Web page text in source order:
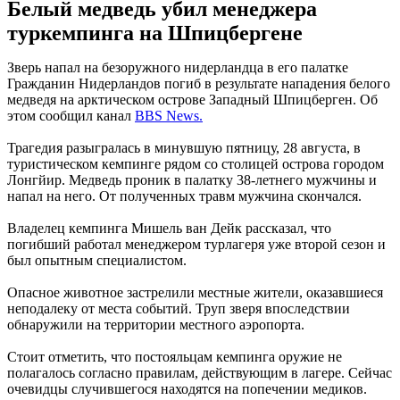
Белый медведь убил менеджера
туркемпинга на Шпицбергене
Зверь напал на безоружного нидерландца в его палатке
Гражданин Нидерландов погиб в результате нападения белого
медведя на арктическом острове Западный Шпицберген. Об
этом сообщил канал BBS News.
Трагедия разыгралась в минувшую пятницу, 28 августа, в
туристическом кемпинге рядом со столицей острова городом
Лонгйир. Медведь проник в палатку 38-летнего мужчины и
напал на него. От полученных травм мужчина скончался.
Владелец кемпинга Мишель ван Дейк рассказал, что
погибший работал менеджером турлагеря уже второй сезон и
был опытным специалистом.
Опасное животное застрелили местные жители, оказавшиеся
неподалеку от места событий. Труп зверя впоследствии
обнаружили на территории местного аэропорта.
Стоит отметить, что постояльцам кемпинга оружие не
полагалось согласно правилам, действующим в лагере. Сейчас
очевидцы случившегося находятся на попечении медиков.